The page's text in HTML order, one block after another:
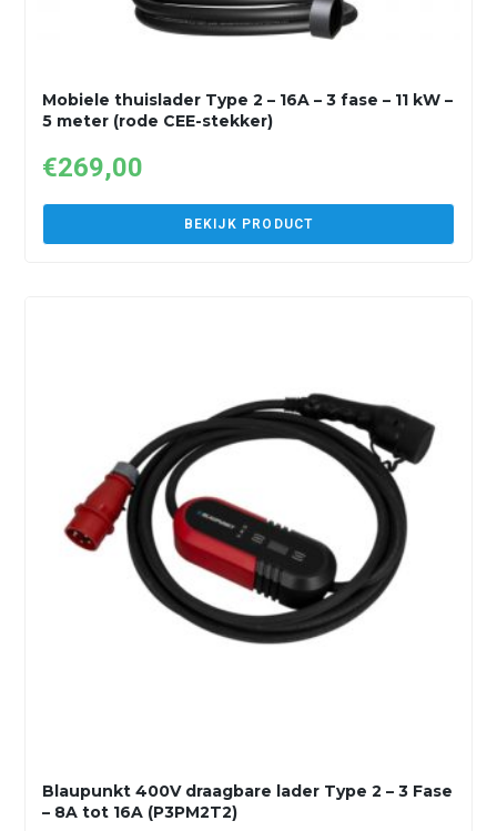
Mobiele thuislader Type 2 – 16A – 3 fase – 11 kW –
5 meter (rode CEE-stekker)
€269,00
BEKIJK PRODUCT
Blaupunkt 400V draagbare lader Type 2 – 3 Fase
– 8A tot 16A (P3PM2T2)